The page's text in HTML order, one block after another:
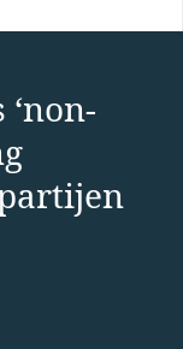
‘non-